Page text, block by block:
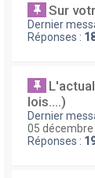
Sur
Dernier
Réponses :
lois....)
Dernier
05 décembre
Réponses :